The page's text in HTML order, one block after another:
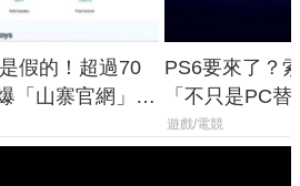
假的！超過70
「山寨官網」危
PS6要來了？
「不只是PC
廳、進軍電競
遊戲/電競